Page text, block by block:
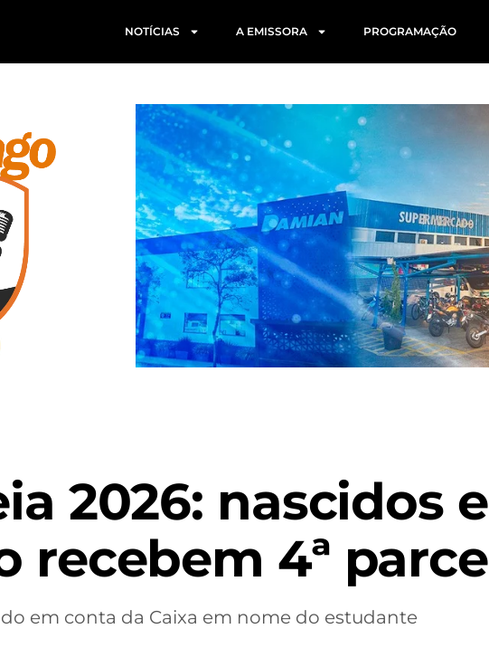
NOTÍCIAS A EMISSORA PROGRAMAÇÃO
2026: nascidos
recebem 4ª
em conta da Caixa em nome do estudante